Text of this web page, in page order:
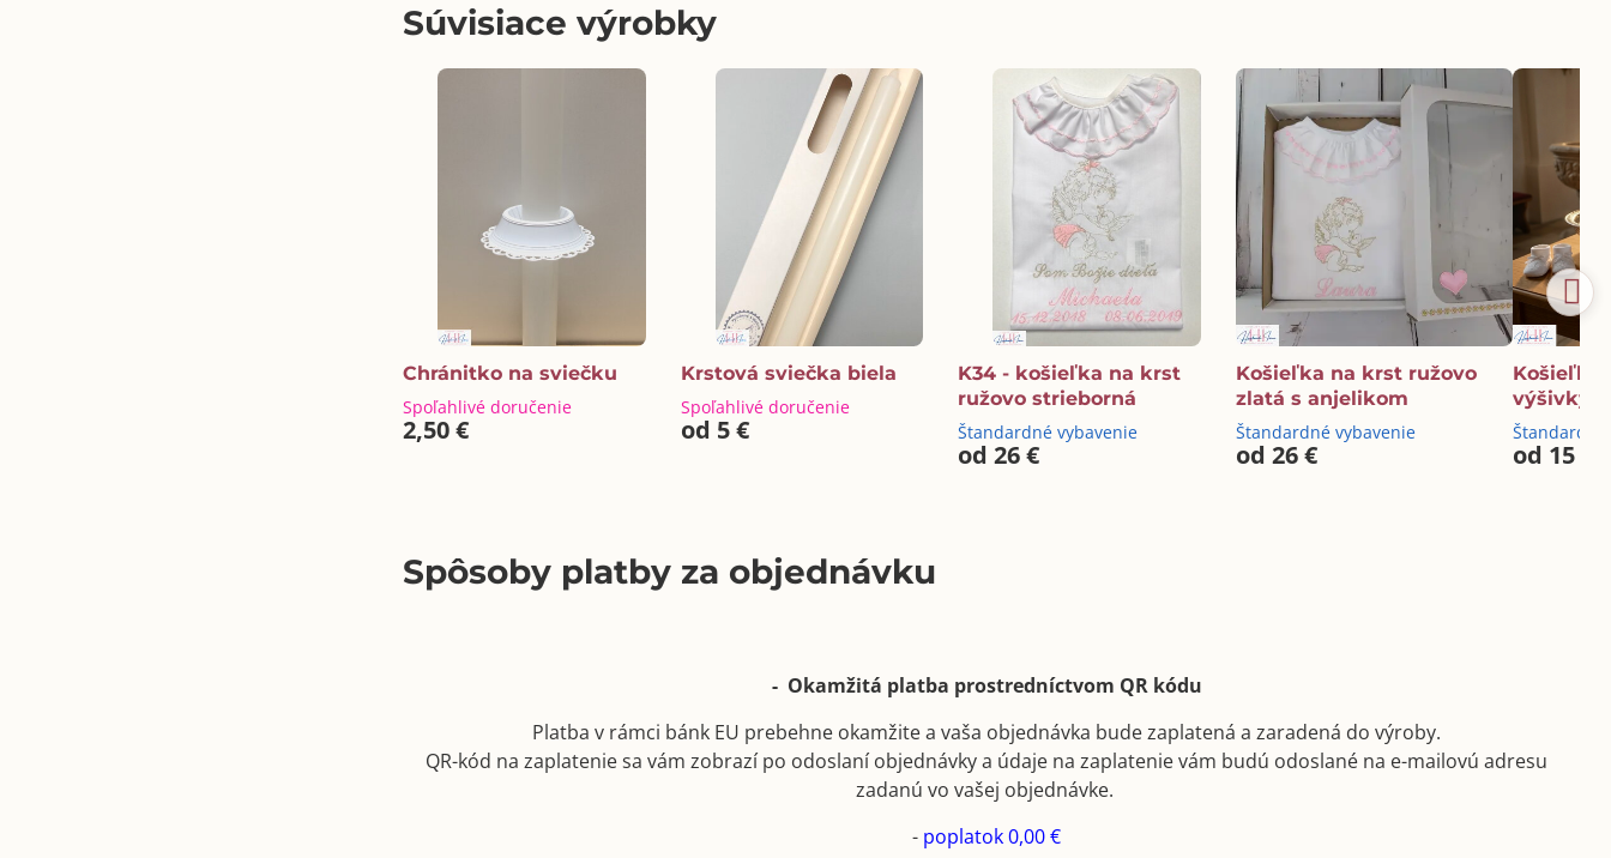
Súvisiace výrobky
Chránitko na sviečku
Spoľahlivé doručenie
2,50 €
Krstová sviečka biela
Spoľahlivé doručenie
od 5 €
K34 - košieľka na krst
ružovo strieborná
Štandardné vybavenie
od 26 €
Košieľka na krst ružovo
zlatá s anjelikom
Štandardné vybavenie
od 26 €
Košieľka
výšivky
od 15 €
Spôsoby platby za objednávku
- Okamžitá platba prostredníctvom QR kódu
Platba v rámci bánk EU prebehne okamžite a vaša objednávka bude zaplatená a zaradená do výroby.
QR-kód na zaplatenie sa vám zobrazí po odoslaní objednávky a údaje na zaplatenie vám budú odoslané na e-mailovú adresu
zadanú vo vašej objednávke.
- poplatok 0,00 €